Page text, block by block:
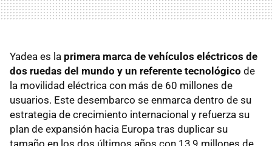
Yadea es la primera marca de vehículos eléctricos de
dos ruedas del mundo y un referente tecnológico de
la movilidad eléctrica con más de 60 millones de
usuarios. Este desembarco se enmarca dentro de su
estrategia de crecimiento internacional y refuerza su
plan de expansión hacia Europa tras duplicar su
tamaño en los dos últimos años con 13,9 millones de